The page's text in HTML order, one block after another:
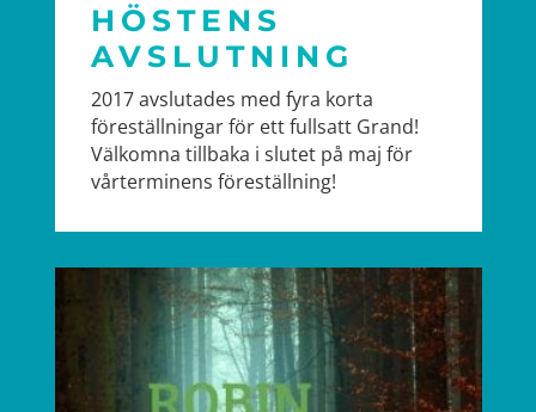
HÖSTENS
AVSLUTNING
2017 avslutades med fyra korta
föreställningar för ett fullsatt Grand!
Välkomna tillbaka i slutet på maj för
vårterminens föreställning!